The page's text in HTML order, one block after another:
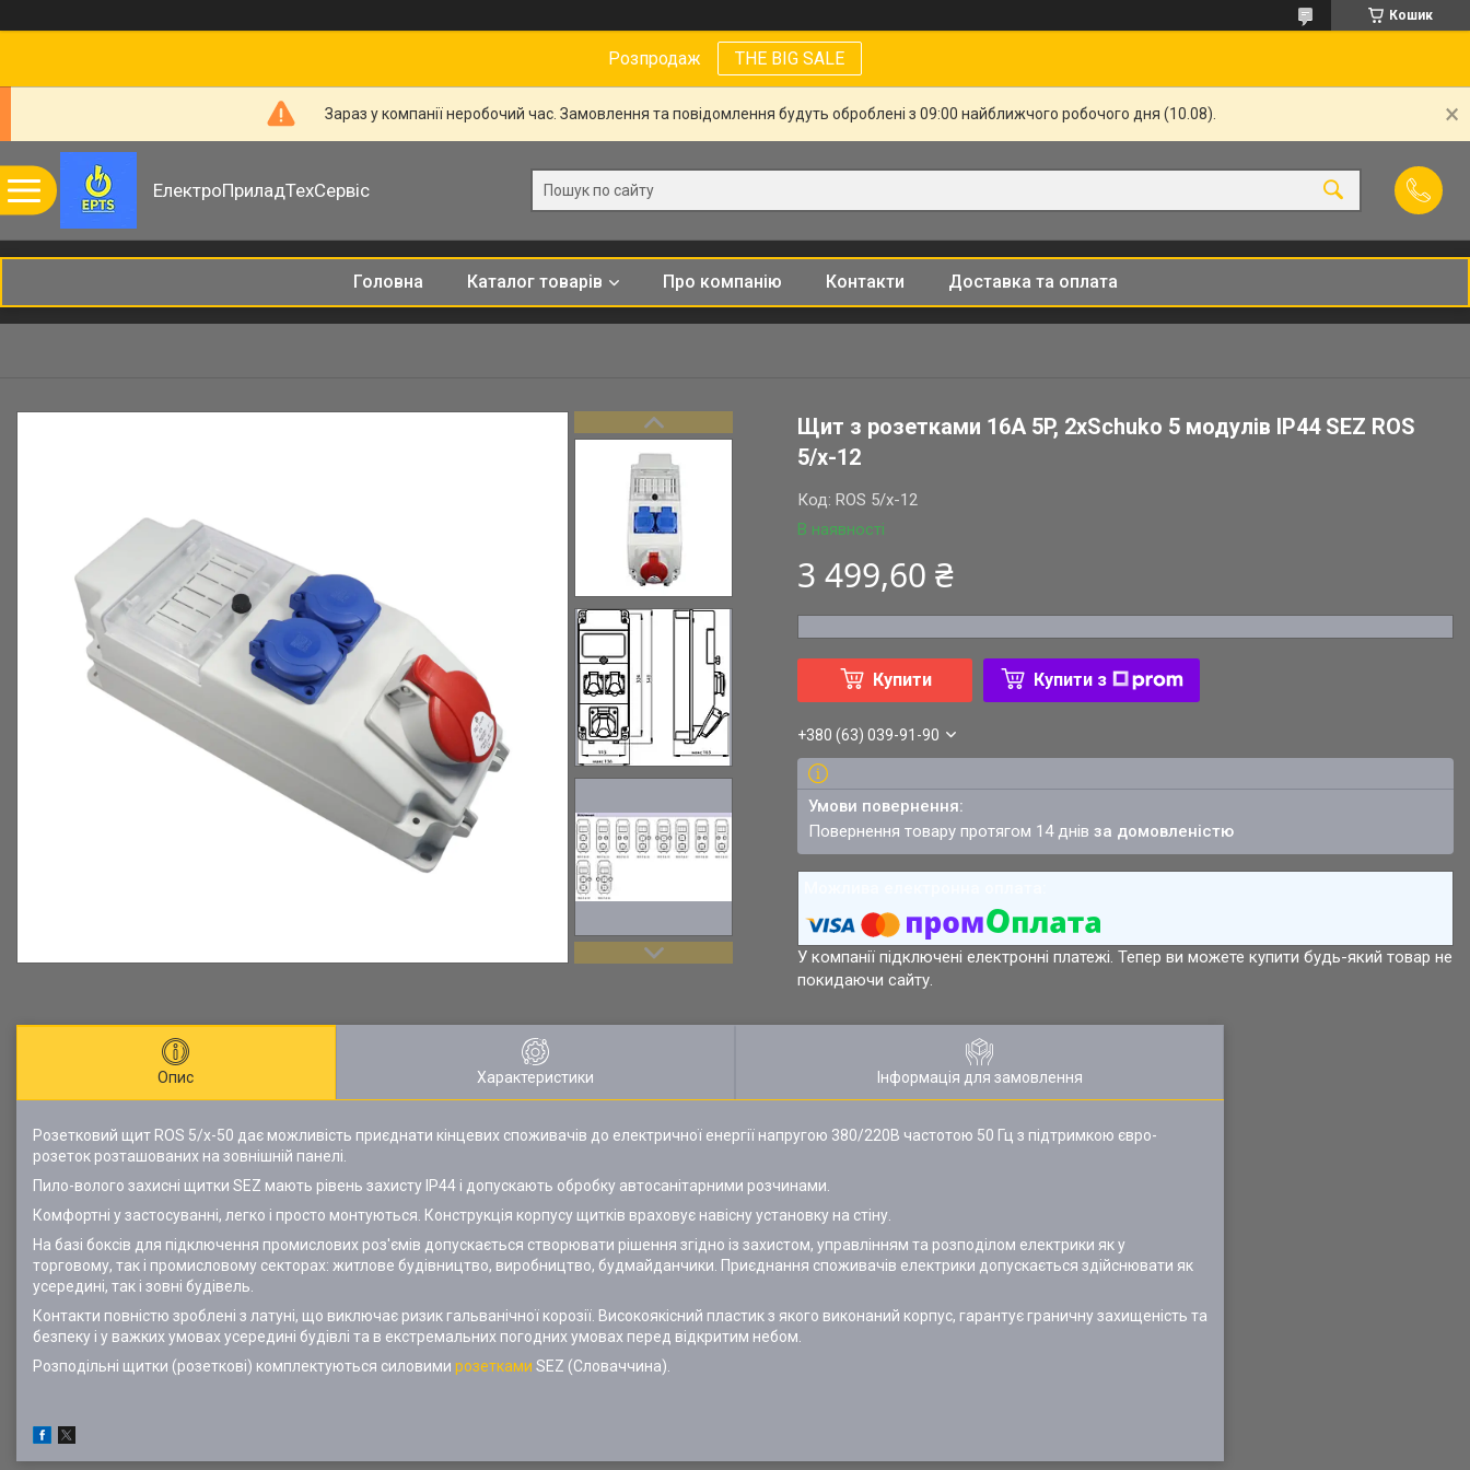
Кошик
Розпродаж THE BIG SALE
Зараз у компанії неробочий час. Замовлення та повідомлення будуть оброблені з 09:00 найближчого робочого дня (10.08).
ЕлектроПриладТехСервіс
Головна Каталог товарів Про компанію Контакти Доставка та оплата
Щит з розетками 16A 5P, 2xSchuko 5 модулів IP44 SEZ ROS
5/x-12
В наявності
Код:ROS 5/x-12
3 499,60 ₴
Купити Купити з
+380 (63) 039-91-90
повернення товару протягом 14 днівза домовленістю
У компанії підключені електронні платежі. Тепер ви можете купити будь-який товар не
покидаючи сайту.
Опис Характеристики Інформація для замовлення
Розетковий щит ROS 5/x-50 дає можливість приєднати кінцевих споживачів до електричної енергії напругою 380/220В частотою 50 Гц з підтримкою євро-
розеток розташованих на зовнішній панелі.
Пило-волого захисні щитки SEZ мають рівень захисту IP44 і допускають обробку автосанітарними розчинами.
Комфортні у застосуванні, легко і просто монтуються. Конструкція корпусу щитків враховує навісну установку на стіну.
На базі боксів для підключення промислових роз'ємів допускається створювати рішення згідно із захистом, управлінням та розподілом електрики як у
торговому, так і промисловому секторах: житлове будівництво, виробництво, будмайданчики. Приєднання споживачів електрики допускається здійснювати як
усередині, так і зовні будівель.
Контакти повністю зроблені з латуні, що виключає ризик гальванічної корозії. Високоякісний пластик з якого виконаний корпус, гарантує граничну захищеність та
безпеку і у важких умовах усередині будівлі та в екстремальних погодних умовах перед відкритим небом.
Розподільні щитки (розеткові) комплектуються силовими розетками SEZ (Словаччина).